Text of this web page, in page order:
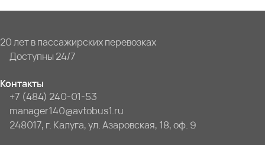
20 лет в пассажирских перевозках
Доступны 24/7
Контакты
+7 (484) 240-01-53
manager140@avtobus1.ru
248017, г. Калуга, ул. Азаровская, 18, оф. 9